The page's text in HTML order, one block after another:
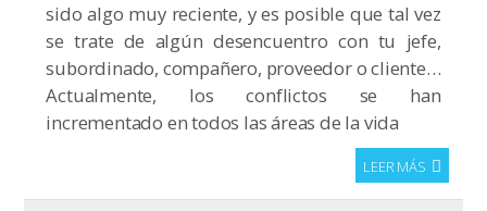
sido algo muy reciente, y es posible que tal vez
se trate de algún desencuentro con tu jefe,
subordinado, compañero, proveedor o cliente…
Actualmente, los conflictos se han
incrementado en todos las áreas de la vida
LEER MÁS